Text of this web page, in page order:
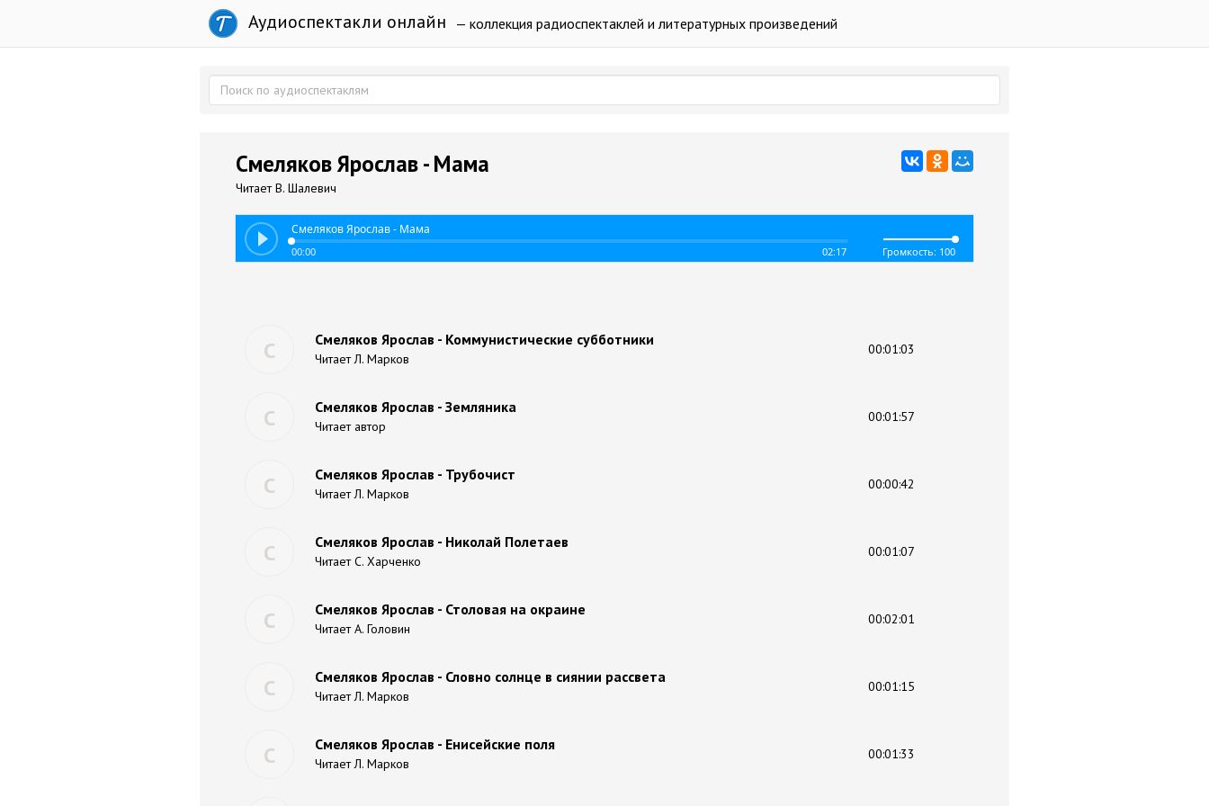
Аудиоспектакли онлайн — коллекция радиоспектаклей и литературных произведений
Смеляков Ярослав - Мама
Читает В. Шалевич
Смеляков Ярослав - Мама
00:00 02:17 Громкость: 100
С Смеляков Ярослав - Коммунистические субботники
Читает Л. Марков
00:01:03
С Смеляков Ярослав - Земляника
Читает автор
00:01:57
С Смеляков Ярослав - Трубочист
Читает Л. Марков
00:00:42
С Смеляков Ярослав - Николай Полетаев
Читает С. Харченко
00:01:07
С Смеляков Ярослав - Столовая на окраине
Читает А. Головин
00:02:01
С Смеляков Ярослав - Словно солнце в сиянии рассвета
Читает Л. Марков
00:01:15
С Смеляков Ярослав - Енисейские поля
Читает Л. Марков
00:01:33